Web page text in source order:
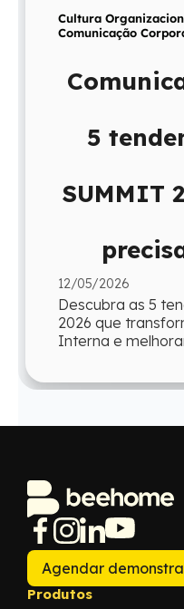
Cultura
Comunicação
5
SUMMIT
12/05/2026
Descubra as 5
2026 que
Interna e
Agendar
Produtos